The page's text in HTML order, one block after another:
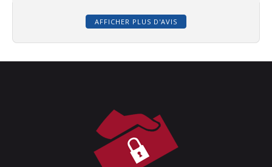
AFFICHER PLUS D'AVIS